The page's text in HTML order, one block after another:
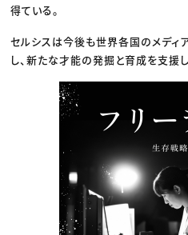
得ている。
セルシスは今後も世界各国のメディ
し、新たな才能の発掘と育成を支援